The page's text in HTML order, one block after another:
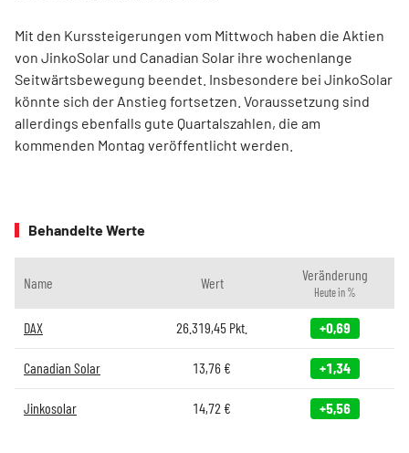
Mit den Kurssteigerungen vom Mittwoch haben die Aktien
von JinkoSolar und Canadian Solar ihre wochenlange
Seitwärtsbewegung beendet. Insbesondere bei JinkoSolar
könnte sich der Anstieg fortsetzen. Voraussetzung sind
allerdings ebenfalls gute Quartalszahlen, die am
kommenden Montag veröffentlicht werden.
Behandelte Werte
Name Wert Veränderung
Heute in %
DAX 26.319,45 Pkt. +0,69
Canadian Solar 13,76 € +1,34
Jinkosolar 14,72 € +5,56